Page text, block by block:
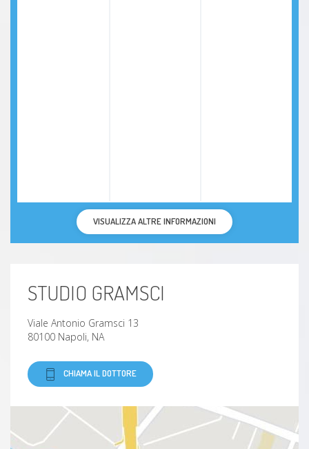
VISUALIZZA ALTRE INFORMAZIONI
STUDIO GRAMSCI
Viale Antonio Gramsci 13
80100 Napoli, NA
CHIAMA IL DOTTORE